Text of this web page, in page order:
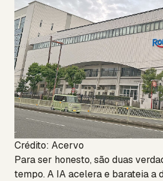
Crédito: Acervo
Para ser honesto, são duas
tempo. A IA acelera e barateia a